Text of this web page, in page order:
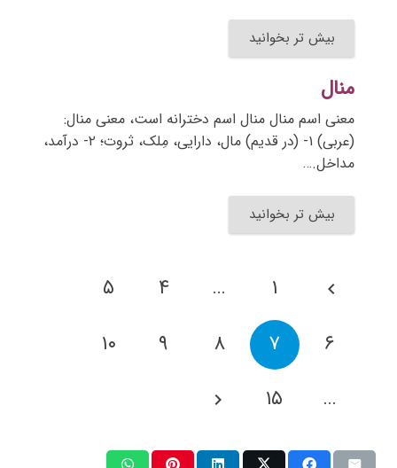
بیش تر بخوانید
منال
معنی اسم منال منال اسم دخترانه است، معنی منال:
(عربی) ۱- (در قدیم) مال، دارایی، مِلک، ثروت؛ ۲- درآمد،
مداخل.…
بیش تر بخوانید
۱ … ۴
۵
۶
۷ ۸ ۹
۱۰
…
۱۵